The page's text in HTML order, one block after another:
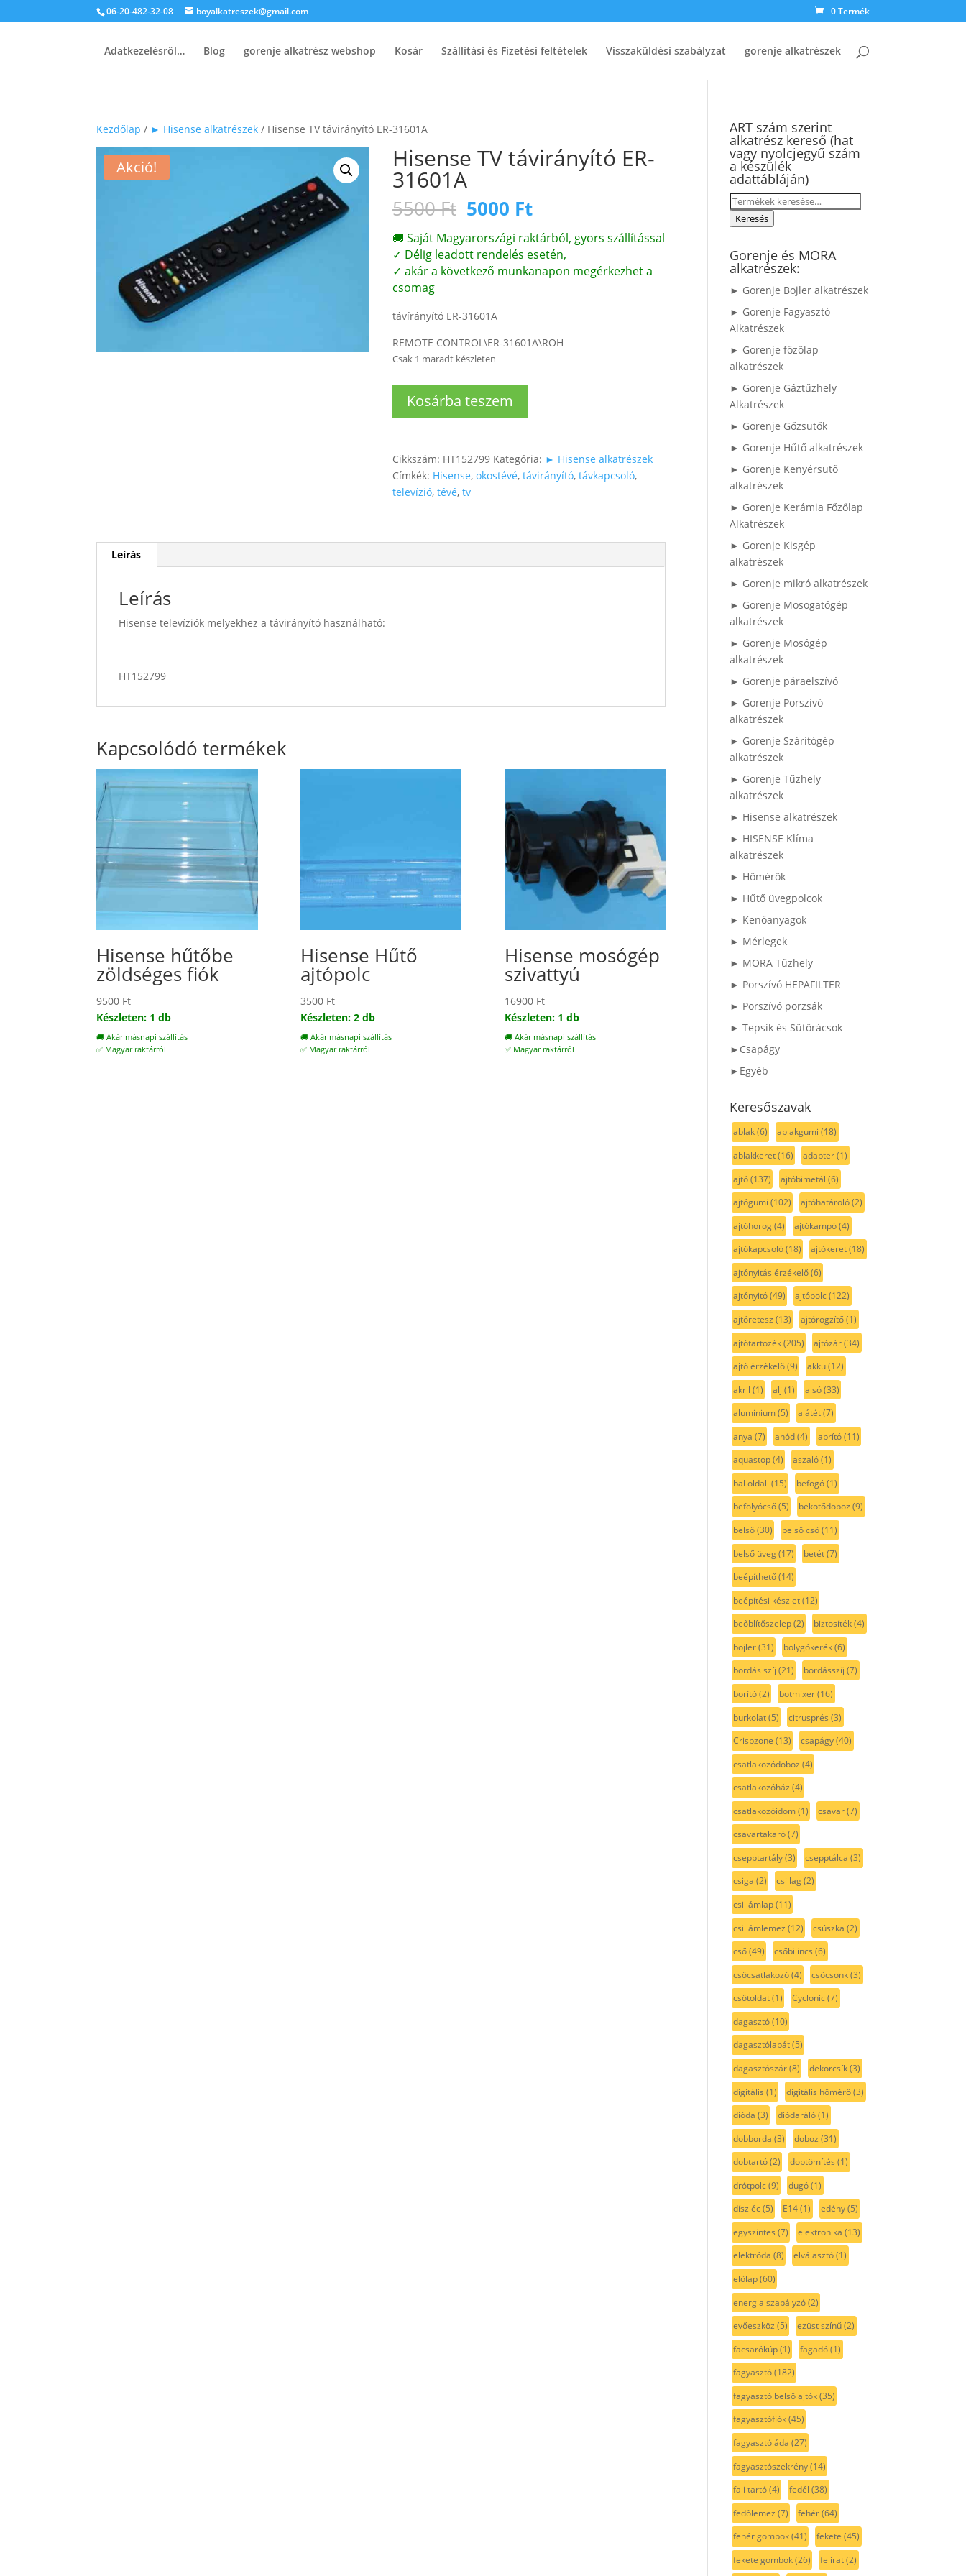
06-20-482-32-08 boyalkatreszek@gmail.com 0 Termék
Adatkezelésről… Blog gorenje alkatrész webshop Kosár Szállítási és Fizetési feltételek Visszaküldési szabályzat gorenje alkatrészek
Kezdőlap / ► Hisense alkatrészek / Hisense TV távirányító ER-31601A
Akció! Hisense TV távirányító ER-
31601A
5500Ft Original
price
was:
5500 Ft.
5000 FtCurrent
price
is:
5000 Ft.
🚚 Saját Magyarországi raktárból, gyors szállítással
✓ Délig leadott rendelés esetén,
✓ akár a következő munkanapon megérkezhet a
csomag
távírányító ER-31601A
REMOTE CONTROL\ER-31601A\ROH
Csak 1 maradt készleten
31601A
mennyiség
Kosárba teszem
Cikkszám: HT152799 Kategória: ► Hisense alkatrészek
Címkék: Hisense,okostévé,távirányító,távkapcsoló,
televízió,tévé,tv
Leírás
Leírás
Hisense televíziók melyekhez a távirányító használható:
HT152799
Kapcsolódó termékek
Hisense hűtőbe
zöldséges fiók
9500 Ft
Készleten: 1 db
🚚 Akár másnapi szállítás
✅ Magyar raktárról
Hisense Hűtő
ajtópolc
3500 Ft
Készleten: 2 db
🚚 Akár másnapi szállítás
✅ Magyar raktárról
Hisense mosógép
szivattyú
16900 Ft
Készleten: 1 db
🚚 Akár másnapi szállítás
✅ Magyar raktárról
ART szám szerint
alkatrész kereső (hat
vagy nyolcjegyű szám
a készülék
adattábláján)
Keresés
a Keresés
Gorenje és MORA
alkatrészek:
► Gorenje Bojler alkatrészek
► Gorenje Fagyasztó
Alkatrészek
► Gorenje főzőlap
alkatrészek
► Gorenje Gáztűzhely
Alkatrészek
► Gorenje Gőzsütők
► Gorenje Hűtő alkatrészek
► Gorenje Kenyérsütő
alkatrészek
► Gorenje Kerámia Főzőlap
Alkatrészek
► Gorenje Kisgép
alkatrészek
► Gorenje mikró alkatrészek
► Gorenje Mosogatógép
alkatrészek
► Gorenje Mosógép
alkatrészek
► Gorenje páraelszívó
► Gorenje Porszívó
alkatrészek
► Gorenje Szárítógép
alkatrészek
► Gorenje Tűzhely
alkatrészek
► Hisense alkatrészek
► HISENSE Klíma
alkatrészek
► Hőmérők
► Hűtő üvegpolcok
► Kenőanyagok
► Mérlegek
► MORA Tűzhely
► Porszívó HEPAFILTER
► Porszívó porzsák
► Tepsik és Sütőrácsok
►Csapágy
►Egyéb
Keresőszavak
ablak(6) ablakgumi (18)
ablakkeret(16) adapter(1)
ajtó(137) ajtóbimetál (6)
ajtógumi (102) ajtóhatároló(2)
ajtóhorog(4) ajtókampó(4)
ajtókapcsoló(18) ajtókeret(18)
ajtónyitás érzékelő(6)
ajtónyitó(49) ajtópolc(122)
ajtóretesz (13) ajtórögzítő(1)
ajtótartozék(205) ajtózár(34)
ajtó érzékelő(9) akku(12)
akril (1) alj (1) alsó(33)
aluminium(5) alátét(7)
anya (7) anód(4) aprító(11)
aquastop(4) aszaló(1)
bal oldali (15) befogó(1)
befolyócső(5) bekötődoboz (9)
belső(30) belső cső(11)
belső üveg(17) betét(7)
beépíthető(14)
beépítési készlet(12)
beőblítőszelep(2) biztosíték(4)
bojler(31) bolygókerék(6)
bordás szíj (21) bordásszíj (7)
borító(2) botmixer(16)
burkolat(5) citrusprés (3)
Crispzone (13) csapágy(40)
csatlakozódoboz (4)
csatlakozóház (4)
csatlakozóidom(1) csavar(7)
csavartakaró(7)
csepptartály(3) csepptálca (3)
csiga (2) csillag(2)
csillámlap(11)
csillámlemez (12) csúszka (2)
cső(49) csőbilincs (6)
csőcsatlakozó(4) csőcsonk(3)
csőtoldat(1) Cyclonic(7)
dagasztó(10)
dagasztólapát(5)
dagasztószár(8) dekorcsík(3)
digitális (1) digitális hőmérő(3)
dióda (3) diódaráló(1)
dobborda (3) doboz (31)
dobtartó(2) dobtömítés (1)
drótpolc(9) dugó(1)
díszléc(5) E14(1) edény(5)
egyszintes (7) elektronika (13)
elektróda (8) elválasztó(1)
előlap(60)
energia szabályzó(2)
evőeszköz (5) ezüst színű(2)
facsarókúp(1) fagadó(1)
fagyasztó(182)
fagyasztó belső ajtók(35)
fagyasztófiók(45)
fagyasztóláda (27)
fagyasztószekrény(14)
fali tartó(4) fedél (38)
fedőlemez (7) fehér(64)
fehér gombok(41) fekete (45)
fekete gombok(26) felirat(2)